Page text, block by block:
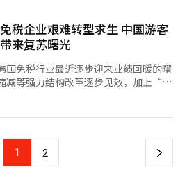
游客，也为外籍游客提供多样选择，
业方面发挥积极作用。
集成（SI）等综合技术。 无人售
利性，升级消费体验。通常领取免税品
照和订单信息，而无人售货机将各项流
幅减少等候时间，尤其在出境前客流
趋势发生变化，游客逐渐转向路边店等
转向“便利性竞争”。 免税业界
利性。仁川机场公社日前开发了一款
、现代、景福宫免税店的商品信息整
30分钟。 机场内的免税店
过去顾客在线购买商品后需前往提货点
提货服务，在商店等多个地点于指定时
发旅游产品，并根据中国游客的消费
全方位强化针对中国市场的销售布
VIP等多元客群，推进精细化运营。
店参观行程纳入韩国旅游产品中；同时
等，优化支付系统，积极筹划面向中
团体作为重点客户，通过与当地办事
欢迎屏、黄金通行证、团体专属空间等
场极具人气的韩国美妆和时尚品牌，并
税企业艰难转型求生 中国游客
来复苏曙光
免税行业最近逐步迎来业绩回暖的曙
减等强力结构改革逐步见效，加上“金
市场对行业复苏的预期开始升温。
国免税行业营收排名第一的企业，乐天
的“断舍离”举措。代购通常从免税店
1 2 下